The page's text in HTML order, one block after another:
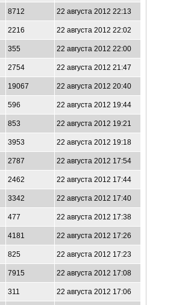
8712 22 августа 2012 22:13
2216 22 августа 2012 22:02
355 22 августа 2012 22:00
2754 22 августа 2012 21:47
19067 22 августа 2012 20:40
596 22 августа 2012 19:44
853 22 августа 2012 19:21
3953 22 августа 2012 19:18
2787 22 августа 2012 17:54
2462 22 августа 2012 17:44
3342 22 августа 2012 17:40
477 22 августа 2012 17:38
4181 22 августа 2012 17:26
825 22 августа 2012 17:23
7915 22 августа 2012 17:08
311 22 августа 2012 17:06